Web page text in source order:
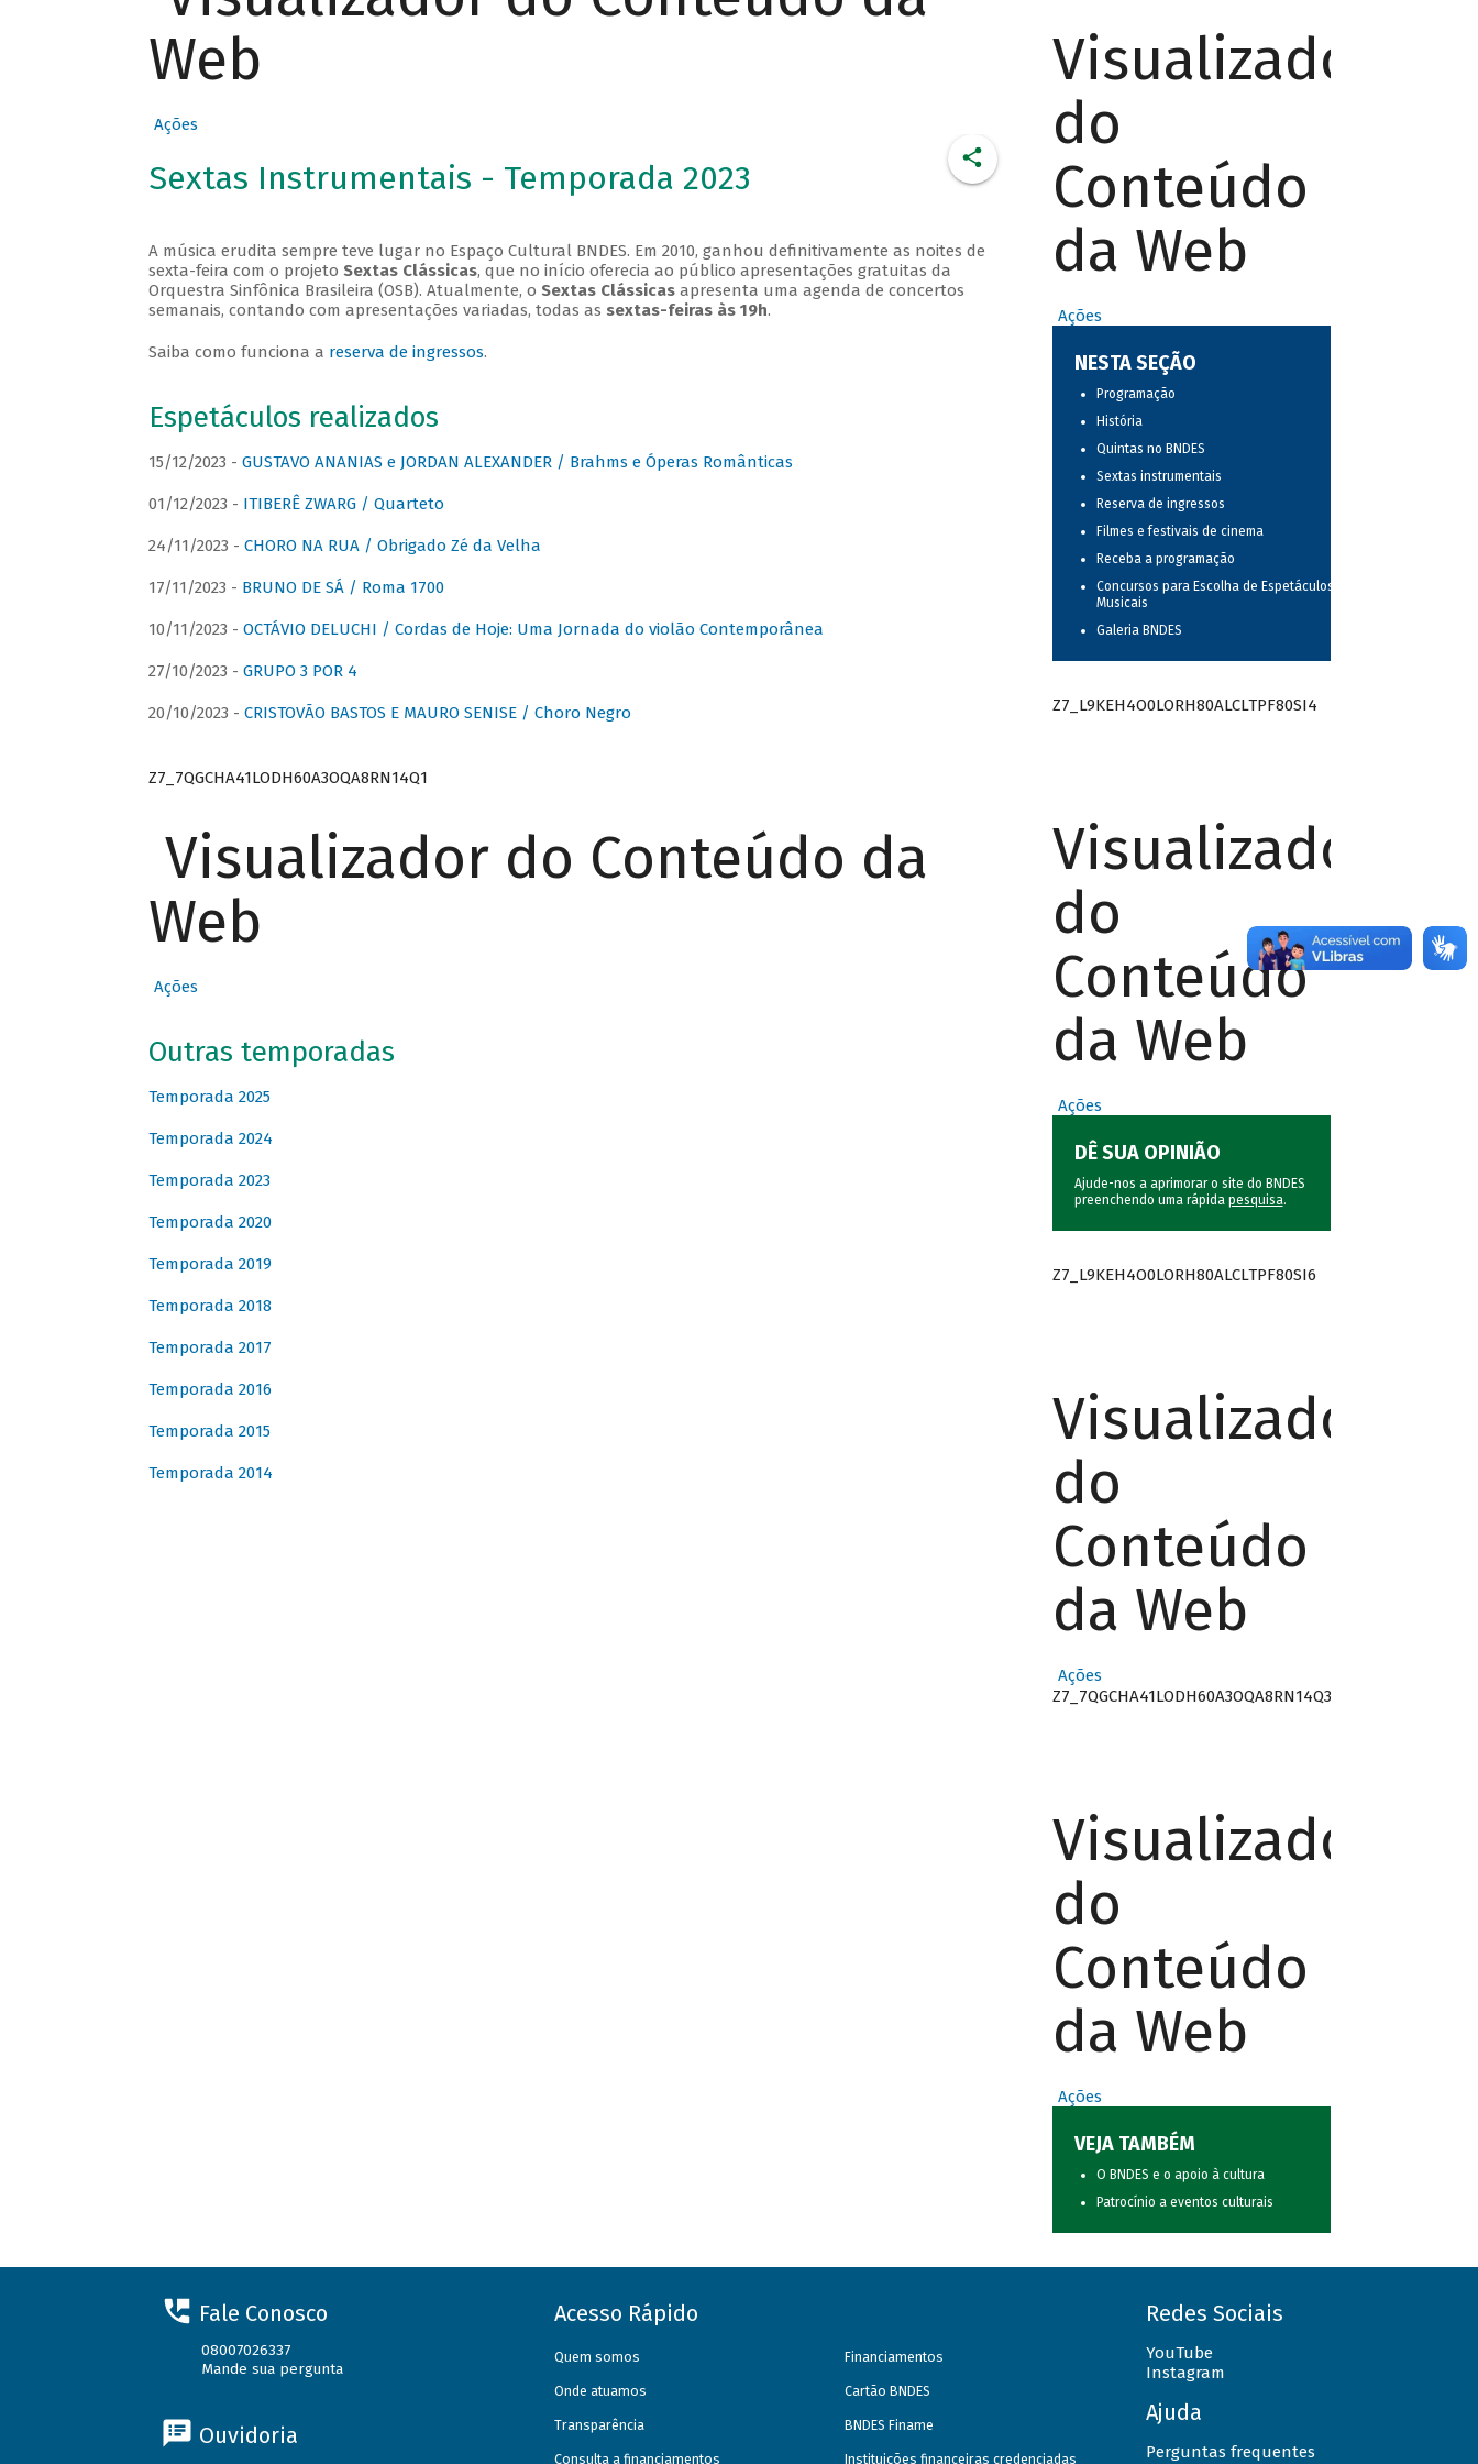
Web
Ações
Sextas Instrumentais - Temporada 2023
A música erudita sempre teve lugar no Espaço Cultural BNDES. Em 2010, ganhou definitivamente as noites de
sexta-feira com o projeto Sextas Clássicas, que no início oferecia ao público apresentações gratuitas da
Orquestra Sinfônica Brasileira (OSB). Atualmente, o Sextas Clássicasapresenta uma agenda de concertos
semanais, contando com apresentações variadas, todas as sextas-feiras às 19h.
Saiba como funciona a reserva de ingressos.
Espetáculos realizados
15/12/2023 - GUSTAVO ANANIAS e JORDAN ALEXANDER / Brahms e Óperas Românticas
01/12/2023 - ITIBERÊ ZWARG / Quarteto
24/11/2023 - CHORO NA RUA / Obrigado Zé da Velha
17/11/2023 - BRUNO DE SÁ / Roma 1700
10/11/2023 - OCTÁVIO DELUCHI / Cordas de Hoje: Uma Jornada do violão Contemporânea
27/10/2023 - GRUPO 3 POR 4
20/10/2023 - CRISTOVÃO BASTOS E MAURO SENISE / Choro Negro
Z7_7QGCHA41LODH60A3OQA8RN14Q1
Visualizador do Conteúdo da
Web
Ações
Outras temporadas
Temporada 2025
Temporada 2024
Temporada 2023
Temporada 2020
Temporada 2019
Temporada 2018
Temporada 2017
Temporada 2016
Temporada 2015
Temporada 2014
Visualizador
do
Conteúdo
da Web
Ações
NESTA SEÇÃO
Programação
História
Quintas no BNDES
Sextas instrumentais
Reserva de ingressos
Filmes e festivais de cinema
Receba a programação
Concursos para Escolha de Espetáculos
Musicais
Galeria BNDES
Z7_L9KEH4O0LORH80ALCLTPF80SI4
Visualizador
do
Conteúdo
da Web
Ações
DÊ SUA OPINIÃO
Ajude-nos a aprimorar o site do BNDES
preenchendo uma rápida pesquisa.
Z7_L9KEH4O0LORH80ALCLTPF80SI6
Visualizador
do
Conteúdo
da Web
Ações
Z7_7QGCHA41LODH60A3OQA8RN14Q3
Visualizador
do
Conteúdo
da Web
Ações
VEJA TAMBÉM
O BNDES e o apoio à cultura
Patrocínio a eventos culturais
Fale Conosco
08007026337
Mande sua pergunta
Ouvidoria
Acesso Rápido
Quem somos
Onde atuamos
Transparência
Consulta a financiamentos
Financiamentos
Cartão BNDES
BNDES Finame
Instituições financeiras credenciadas
Redes Sociais
YouTube
Instagram
Ajuda
Perguntas frequentes